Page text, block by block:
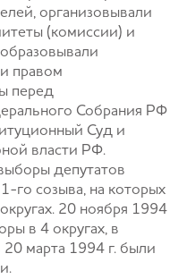
организовывали
(комиссии) и
правом
перед
Собрания РФ
Суд и
власти РФ.
депутатов
го созыва, на которых
20 ноября 1994
в 4 округах, в
марта 1994 г. были